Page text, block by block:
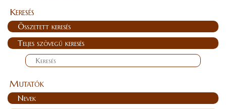
Keresés
Összetett keresés
Teljes szövegű keresés
Mutatók
Nevek